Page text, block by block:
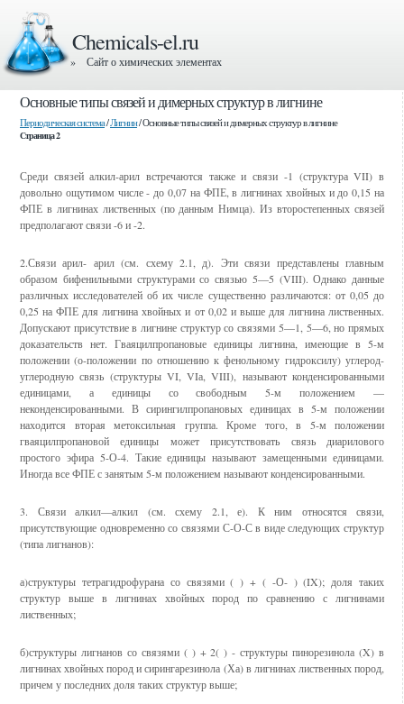
Chemicals-el.ru
» Сайт о химических элементах
Основные типы связей и димерных структур в лигнине
Периодическая система/Лигнин/ Основные типы связей и димерных структур в лигнине
Страница 2
Среди связей алкил-арил встречаются также и связи -1 (структура VII) в
довольно ощутимом числе - до 0,07 на ФПЕ, в лигнинах хвойных и до 0,15 на
ФПЕ в лигнинах лиственных (по данным Нимца). Из второстепенных связей
предполагают связи -6 и -2.
2.Связи арил- арил (см. схему 2.1, д). Эти связи представлены главным
образом бифенильными структурами со связью 5—5 (VIII). Однако данные
различных исследователей об их числе существенно различаются: от 0,05 до
0,25 на ФПЕ для лигнина хвойных и от 0,02 и выше для лигнина лиственных.
Допускают присутствие в лигнине структур со связями 5—1, 5—6, но прямых
доказательств нет. Гваяцилпропановые единицы лигнина, имеющие в 5-м
положении (о-положении по отношению к фенольному гидроксилу) углерод-
углеродную связь (структуры VI, VIа, VIII), называют конденсированными
единицами, а единицы со свободным 5-м положением —
неконденсированными. В сирингилпропановых единицах в 5-м положении
находится вторая метоксильная группа. Кроме того, в 5-м положении
гваяцилпропановой единицы может присутствовать связь диарилового
простого эфира 5-О-4. Такие единицы называют замещенными единицами.
Иногда все ФПЕ с занятым 5-м положением называют конденсированными.
3. Связи алкил—алкил (см. схему 2.1, е). К ним относятся связи,
присутствующие одновременно со связями С-О-С в виде следующих структур
(типа лигнанов):
а)структуры тетрагидрофурана со связями ( ) + ( -О- ) (IX); доля таких
структур выше в лигнинах хвойных пород по сравнению с лигнинами
лиственных;
б)структуры лигнанов со связями ( ) + 2( ) - структуры пинорезинола (X) в
лигнинах хвойных пород и сирингарезинола (Ха) в лигнинах лиственных пород,
причем у последних доля таких структур выше;